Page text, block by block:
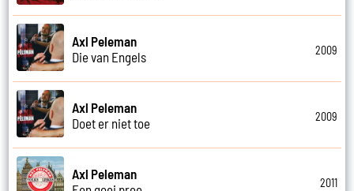
Axl Peleman
Die van Engels
2009
Axl Peleman
Doet er niet toe
2009
Axl Peleman
2011